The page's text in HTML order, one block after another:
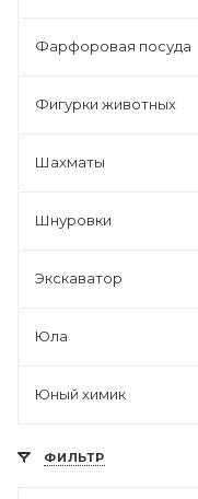
Фарфоровая посуда
Фигурки животных
Шахматы
Шнуровки
Экскаватор
Юла
Юный химик
ФИЛЬТР